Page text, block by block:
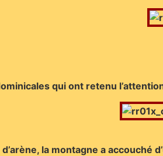
qui ont retenu
la montagne a accouché